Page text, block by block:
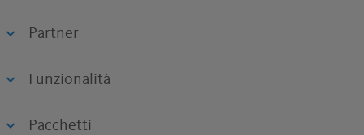
Partner
Funzionalità
Pacchetti